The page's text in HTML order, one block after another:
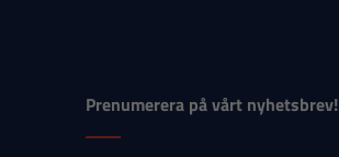
Prenumerera på vårt nyhetsbrev!